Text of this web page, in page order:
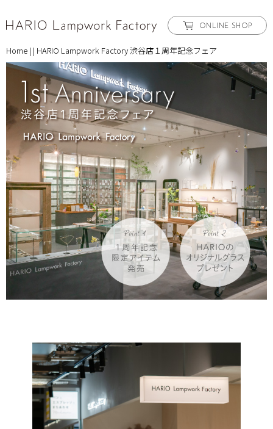
ONLINE SHOP
Home | | HARIO Lampwork Factory 渋谷店１周年記念フェア